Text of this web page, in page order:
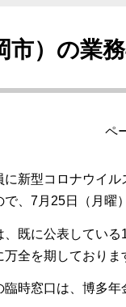
市）の業
ペ
新型コロナウイ
、7月25日（月曜
既に公表してい
全を期しておりま
時窓口は、博多